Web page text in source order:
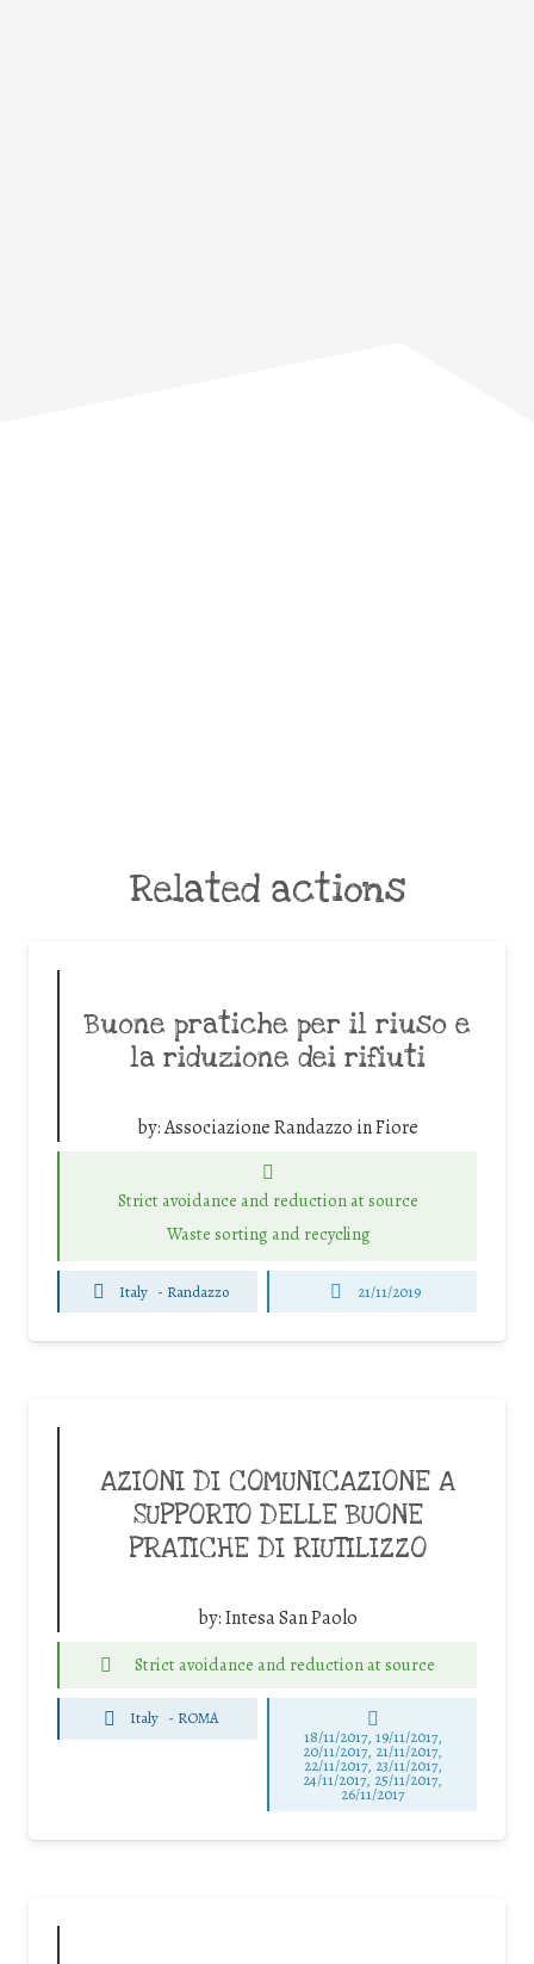
Related actions
Buone pratiche per il riuso e
la riduzione dei rifiuti
by:Associazione Randazzo in Fiore
Strict avoidance and reduction at source
Waste sorting and recycling
Italy - Randazzo 21/11/2019
AZIONI DI COMUNICAZIONE A
SUPPORTO DELLE BUONE
PRATICHE DI RIUTILIZZO
by:Intesa San Paolo
Strict avoidance and reduction at source
Italy - ROMA
18/11/2017, 19/11/2017,
20/11/2017, 21/11/2017,
22/11/2017, 23/11/2017,
24/11/2017, 25/11/2017,
26/11/2017